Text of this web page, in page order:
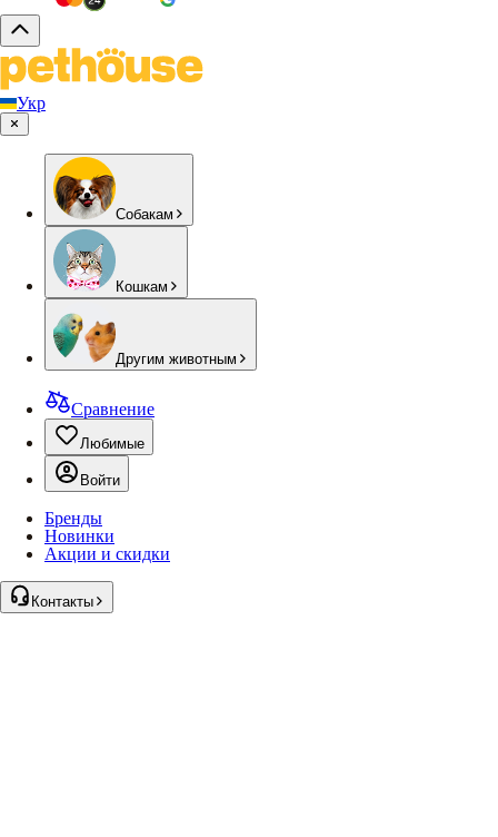
Укр
Собакам
Кошкам
Другим животным
Сравнение
Любимые
Войти
Бренды
Новинки
Акции и скидки
Контакты